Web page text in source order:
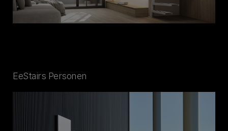
EeStairs Personen